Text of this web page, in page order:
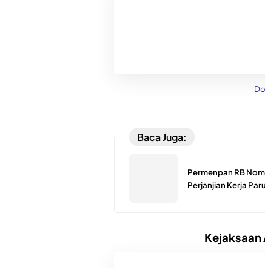
Baca Juga:
Permenpan RB
Perjanjian Kerja
Kejaksaan